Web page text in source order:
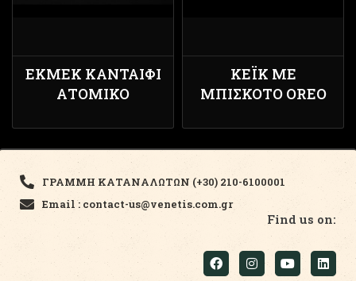
ΕΚΜΈΚ ΚΑΝΤΑΊΦΙ
ΑΤΟΜΙΚΌ
ΚΈΙΚ ΜΕ
ΜΠΙΣΚΌΤΟ OREO
ΓΡΑΜΜΗ ΚΑΤΑΝΑΛΩΤΩΝ (+30) 210-6100001
Email : contact-us@venetis.com.gr
Find us on: